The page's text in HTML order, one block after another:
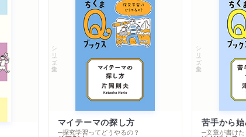
シリーズ・全集
マイテーマの探し方
─探究学習ってどうやるの？
シリーズ・全集
苦手から
─文章が書けた